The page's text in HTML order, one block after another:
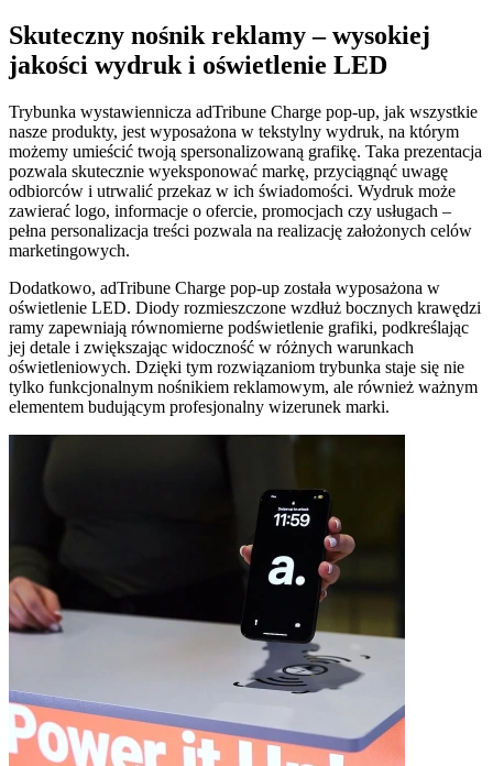
Skuteczny nośnik reklamy – wysokiej
jakości wydruk i oświetlenie LED
Trybunka wystawiennicza adTribune Charge pop-up, jak wszystkie
nasze produkty, jest wyposażona w tekstylny wydruk, na którym
możemy umieścić twoją spersonalizowaną grafikę. Taka prezentacja
pozwala skutecznie wyeksponować markę, przyciągnąć uwagę
odbiorców i utrwalić przekaz w ich świadomości. Wydruk może
zawierać logo, informacje o ofercie, promocjach czy usługach –
pełna personalizacja treści pozwala na realizację założonych celów
marketingowych.
Dodatkowo, adTribune Charge pop-up została wyposażona w
oświetlenie LED. Diody rozmieszczone wzdłuż bocznych krawędzi
ramy zapewniają równomierne podświetlenie grafiki, podkreślając
jej detale i zwiększając widoczność w różnych warunkach
oświetleniowych. Dzięki tym rozwiązaniom trybunka staje się nie
tylko funkcjonalnym nośnikiem reklamowym, ale również ważnym
elementem budującym profesjonalny wizerunek marki.